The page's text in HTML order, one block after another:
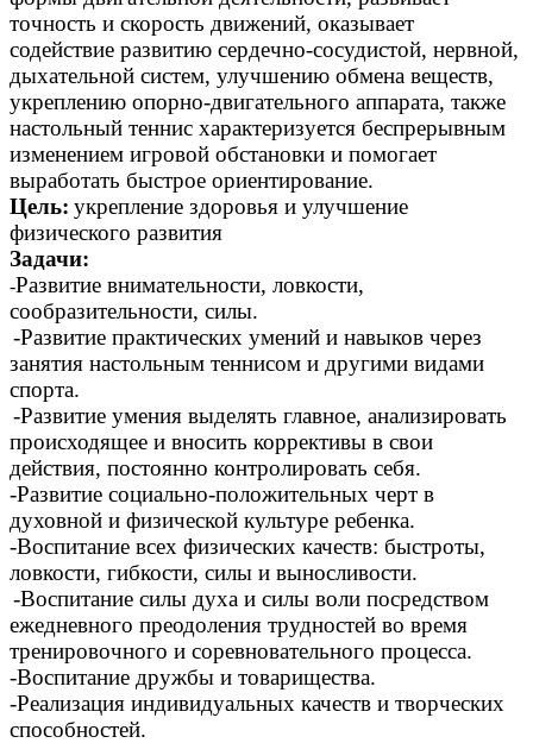
точность и скорость движений, оказывает
содействие развитию сердечно-сосудистой, нервной,
дыхательной систем, улучшению обмена веществ,
укреплению опорно-двигательного аппарата, также
настольный теннис характеризуется беспрерывным
изменением игровой обстановки и помогает
выработать быстрое ориентирование.
Цель: укрепление здоровья и улучшение
физического развития
Задачи:
-Развитие внимательности, ловкости,
сообразительности, силы.
-Развитие практических умений и навыков через
занятия настольным теннисом и другими видами
спорта.
-Развитие умения выделять главное, анализировать
происходящее и вносить коррективы в свои
действия, постоянно контролировать себя.
-Развитие социально-положительных черт в
духовной и физической культуре ребенка.
-Воспитание всех физических качеств: быстроты,
ловкости, гибкости, силы и выносливости.
-Воспитание силы духа и силы воли посредством
ежедневного преодоления трудностей во время
тренировочного и соревновательного процесса.
-Воспитание дружбы и товарищества.
-Реализация индивидуальных качеств и творческих
способностей.